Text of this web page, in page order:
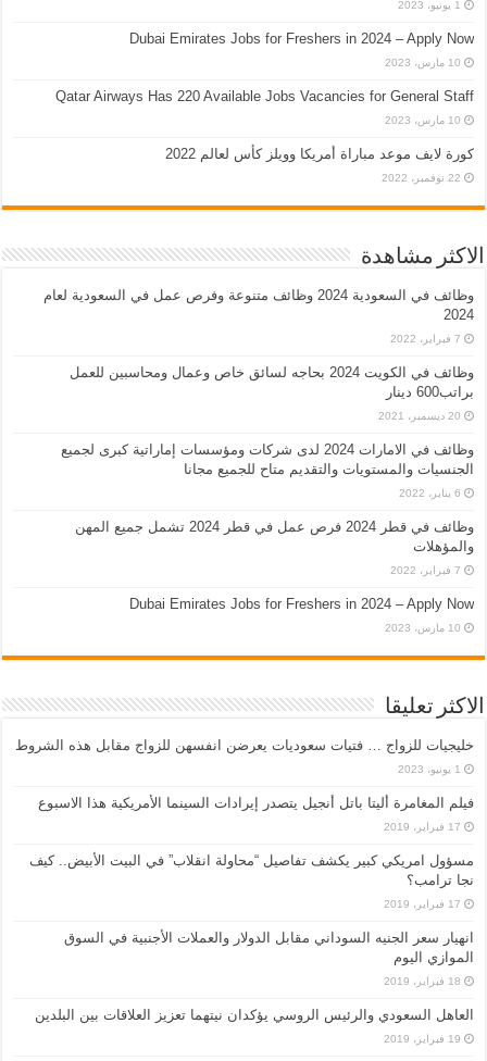
1 يونيو، 2023
Dubai Emirates Jobs for Freshers in 2024 – Apply Now
10 مارس، 2023
Qatar Airways Has 220 Available Jobs Vacancies for General Staff
10 مارس، 2023
كورة لايف موعد مباراة أمريكا وويلز كأس لعالم 2022
22 نوفمبر، 2022
الاكثر مشاهدة
وظائف في السعودية 2024 وظائف متنوعة وفرص عمل في السعودية لعام
2024
7 فبراير، 2022
وظائف في الكويت 2024 بحاجه لسائق خاص وعمال ومحاسبين للعمل
براتب600 دينار
20 ديسمبر، 2021
وظائف في الامارات 2024 لدى شركات ومؤسسات إماراتية كبرى لجميع
الجنسيات والمستويات والتقديم متاح للجميع مجانا
6 يناير، 2022
وظائف في قطر 2024 فرص عمل في قطر 2024 تشمل جميع المهن
والمؤهلات
7 فبراير، 2022
Dubai Emirates Jobs for Freshers in 2024 – Apply Now
10 مارس، 2023
الاكثر تعليقا
خليجيات للزواج … فتيات سعوديات يعرضن انفسهن للزواج مقابل هذه الشروط
1 يونيو، 2023
فيلم المغامرة أليتا‭ ‬باتل أنجيل يتصدر إيرادات السينما الأمريكية هذا الاسبوع
17 فبراير، 2019
مسؤول امريكي كبير يكشف تفاصيل “محاولة انقلاب” في البيت الأبيض.. كيف
نجا ترامب؟
17 فبراير، 2019
انهيار سعر الجنيه السوداني مقابل الدولار والعملات الأجنبية في السوق
الموازي اليوم
18 فبراير، 2019
العاهل السعودي والرئيس الروسي يؤكدان نيتهما تعزيز العلاقات بين البلدين
19 فبراير، 2019